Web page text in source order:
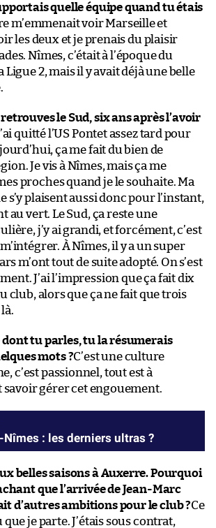
quelle équipe quand tu étais
m’emmenait voir Marseille et
les deux et je prenais du plaisir
Nîmes, c’était à l’époque du
Ligue 2, mais il y avait déjà une belle
le Sud, six ans après l’avoir
quitté l’US Pontet assez tard pour
ça me fait du bien de
Je vis à Nîmes, mais ça me
proches quand je le souhaite. Ma
s’y plaisent aussi donc pour l’instant,
au vert. Le Sud, ça reste une
j’y ai grandi, et forcément, c’est
À Nîmes, il y a un super
m’ont tout de suite adopté. On s’est
J’ai l’impression que ça fait dix
club, alors que ça ne fait que trois
tu parles, tu la résumerais
mots ?C’est une culture
c’est passionnel, tout est à
savoir gérer cet engouement.
: les derniers ultras ?
belles saisons à Auxerre. Pourquoi
que l’arrivée de Jean-Marc
d’autres ambitions pour le club ?Ce
que je parte. J’étais sous contrat,